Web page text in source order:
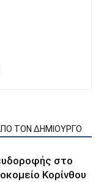
ΤΟΝ ΔΗΜΙΟΥΡΓΟ
στο
Κορίνθου